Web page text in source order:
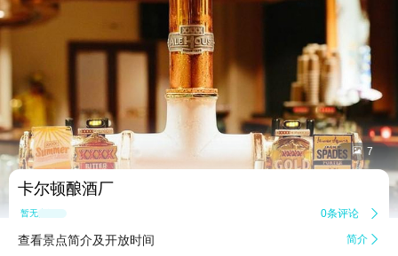
 7
卡尔顿酿酒厂
暂无点评 0条评论 
查看景点简介及开放时间 简介 
